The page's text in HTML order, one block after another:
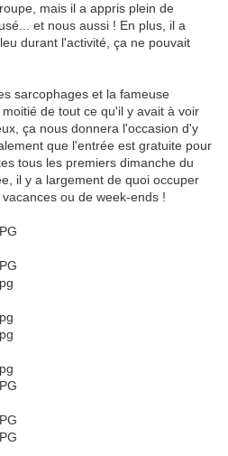
mais il a appris plein de
et nous aussi ! En plus, il a
durant l'activité, ça ne pouvait
sarcophages et la fameuse
de tout ce qu'il y avait à voir
ça nous donnera l'occasion d'y
que l'entrée est gratuite pour
tous les premiers dimanche du
il y a largement de quoi occuper
ou de week-ends !